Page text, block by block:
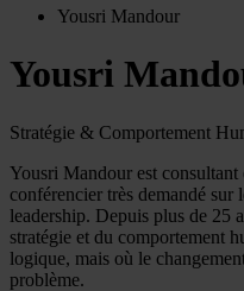
Yousri Mandour
Yousri
Stratégie & Comportement
Yousri Mandour est consultant
conférencier très demandé
leadership. Depuis plus de 25
stratégie et du comportement
logique, mais où le
problème.